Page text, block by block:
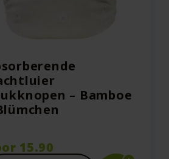
– Bamboe
15.90